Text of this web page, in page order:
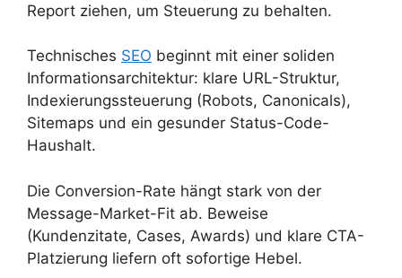
Report ziehen, um Steuerung zu behalten.
Technisches SEO beginnt mit einer soliden
Informationsarchitektur: klare URL-Struktur,
Indexierungssteuerung (Robots, Canonicals),
Sitemaps und ein gesunder Status-Code-
Haushalt.
Die Conversion-Rate hängt stark von der
Message-Market-Fit ab. Beweise
(Kundenzitate, Cases, Awards) und klare CTA-
Platzierung liefern oft sofortige Hebel.